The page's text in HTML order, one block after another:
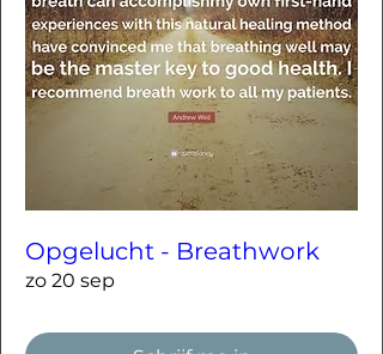
Opgelucht - Breathwork
zo 20 sep